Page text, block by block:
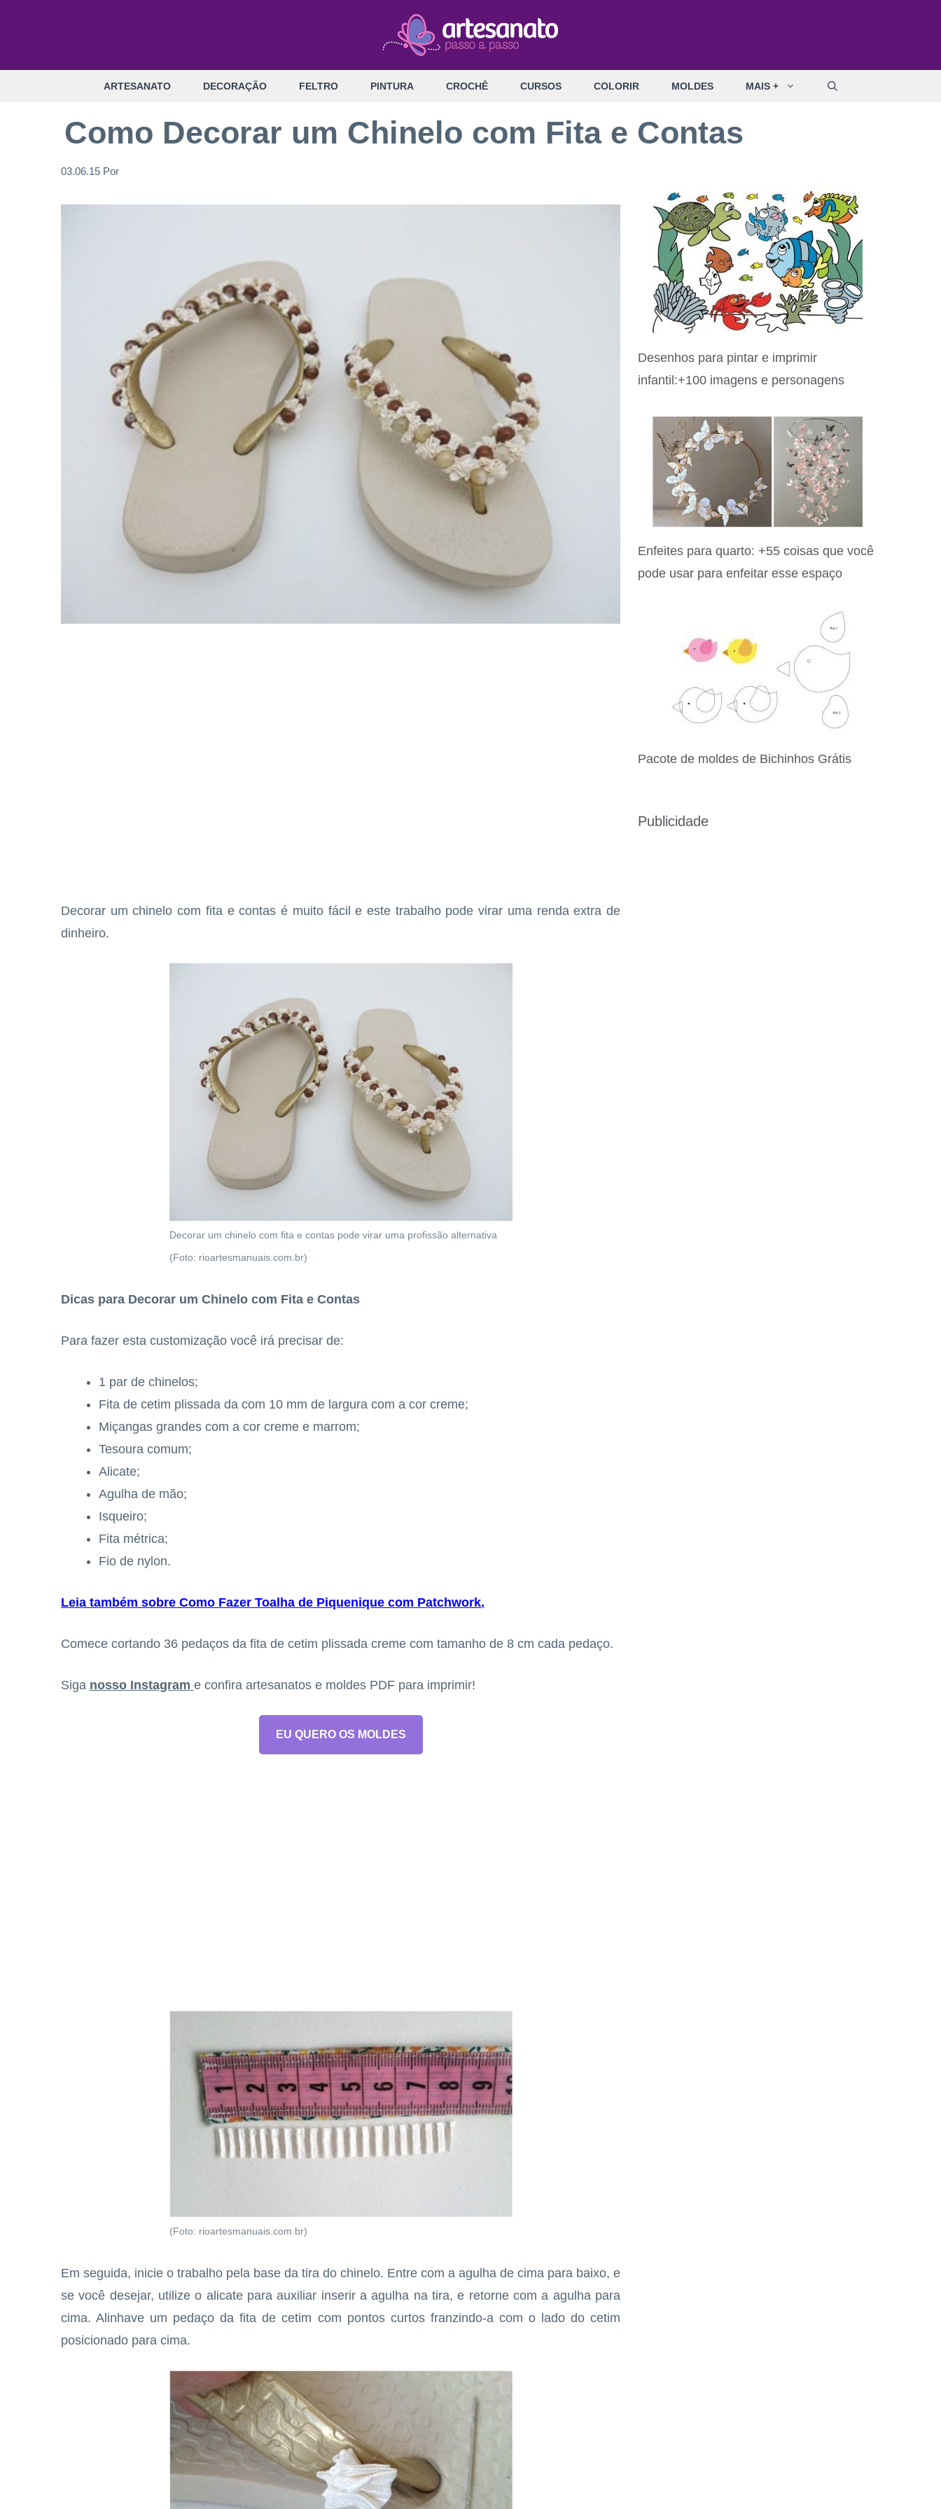
ARTESANATO DECORAÇÃO FELTRO PINTURA CROCHÊ CURSOS COLORIR MOLDES MAIS +
Como Decorar um Chinelo com Fita e Contas
03.06.15 Por
Decorar um chinelo com fita e contas é muito fácil e este trabalho pode virar uma renda extra de
dinheiro.
Decorar um chinelo com fita e contas pode virar uma profissão alternativa
(Foto: rioartesmanuais.com.br)
Dicas para Decorar um Chinelo com Fita e Contas
Para fazer esta customização você irá precisar de:
1 par de chinelos;
Fita de cetim plissada da com 10 mm de largura com a cor creme;
Miçangas grandes com a cor creme e marrom;
Tesoura comum;
Alicate;
Agulha de mão;
Isqueiro;
Fita métrica;
Fio de nylon.
Leia também sobre Como Fazer Toalha de Piquenique com Patchwork.
Comece cortando 36 pedaços da fita de cetim plissada creme com tamanho de 8 cm cada pedaço.
Siga nosso Instagram e confira artesanatos e moldes PDF para imprimir!
EU QUERO OS MOLDES
(Foto: rioartesmanuais.com.br)
Em seguida, inicie o trabalho pela base da tira do chinelo. Entre com a agulha de cima para baixo, e
se você desejar, utilize o alicate para auxiliar inserir a agulha na tira, e retorne com a agulha para
cima. Alinhave um pedaço da fita de cetim com pontos curtos franzindo-a com o lado do cetim
posicionado para cima.
Desenhos para pintar e imprimir
infantil:+100 imagens e personagens
Enfeites para quarto: +55 coisas que você
pode usar para enfeitar esse espaço
Pacote de moldes de Bichinhos Grátis
Publicidade